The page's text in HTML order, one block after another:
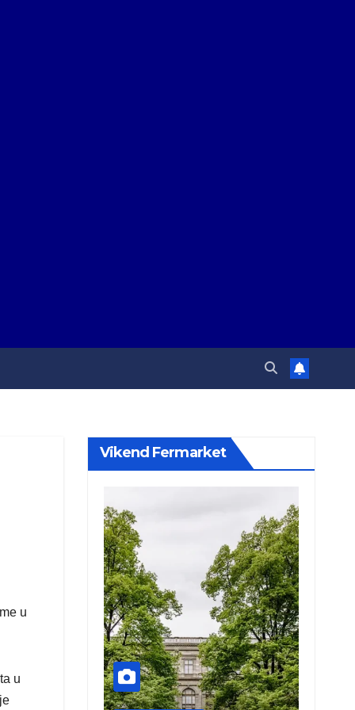
u
u
Vikend Fermarket